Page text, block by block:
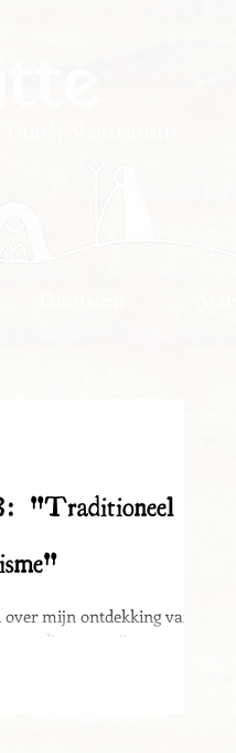
"Traditioneel
mijn ontdekking van
wat dit voor mij op